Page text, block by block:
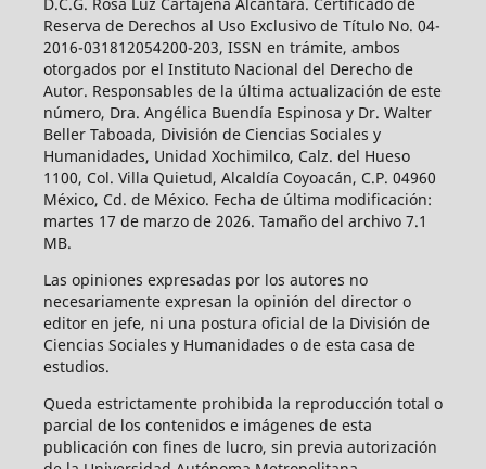
Reserva de Derechos al Uso Exclusivo de Título No. 04-
2016-031812054200-203, ISSN en trámite, ambos
otorgados por el Instituto Nacional del Derecho de
Autor. Responsables de la última actualización de este
número, Dra. Angélica Buendía Espinosa y Dr. Walter
Beller Taboada, División de Ciencias Sociales y
Humanidades, Unidad Xochimilco, Calz. del Hueso
1100, Col. Villa Quietud, Alcaldía Coyoacán, C.P. 04960
México, Cd. de México. Fecha de última modificación:
martes 17 de marzo de 2026. Tamaño del archivo 7.1
MB.
Las opiniones expresadas por los autores no
necesariamente expresan la opinión del director o
editor en jefe, ni una postura oficial de la División de
Ciencias Sociales y Humanidades o de esta casa de
estudios.
Queda estrictamente prohibida la reproducción total o
parcial de los contenidos e imágenes de esta
publicación con fines de lucro, sin previa autorización